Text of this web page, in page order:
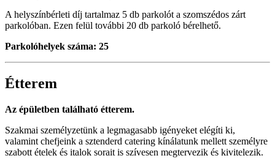
A helyszínbérleti díj tartalmaz 5 db parkolót a szomszédos zárt
parkolóban. Ezen felül további 20 db parkoló bérelhető.
Parkolóhelyek száma: 25
Étterem
Az épületben található étterem.
Szakmai személyzetünk a legmagasabb igényeket elégíti ki,
valamint chefjeink a sztenderd catering kínálatunk mellett személyre
szabott ételek és italok sorait is szívesen megtervezik és kivitelezik.